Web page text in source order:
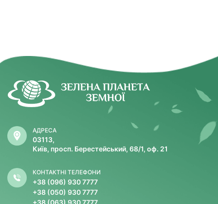
АДРЕСА
03113,
Київ, просп. Берестейський, 68/1, оф. 21
КОНТАКТНІ ТЕЛЕФОНИ
+38 (096) 930 7777
+38 (050) 930 7777
+38 (063) 930 7777